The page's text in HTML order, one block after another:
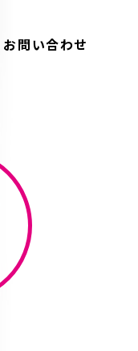
お問い合わせ